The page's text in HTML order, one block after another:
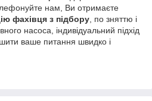
нам, Ви отримаєте
фахівця з підбору , по зняттю і
насоса, індивідуальний підхід
ваше питання швидко і